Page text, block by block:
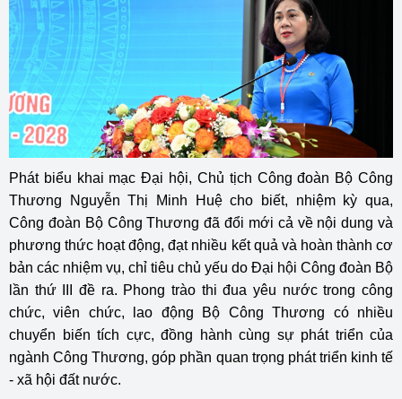
Phát biểu khai mạc Đại hội, Chủ tịch Công đoàn Bộ Công
Thương Nguyễn Thị Minh Huệ cho biết, nhiệm kỳ qua,
Công đoàn Bộ Công Thương đã đổi mới cả về nội dung và
phương thức hoạt động, đạt nhiều kết quả và hoàn thành cơ
bản các nhiệm vụ, chỉ tiêu chủ yếu do Đại hội Công đoàn Bộ
lần thứ III đề ra. Phong trào thi đua yêu nước trong công
chức, viên chức, lao động Bộ Công Thương có nhiều
chuyển biến tích cực, đồng hành cùng sự phát triển của
ngành Công Thương, góp phần quan trọng phát triển kinh tế
- xã hội đất nước.